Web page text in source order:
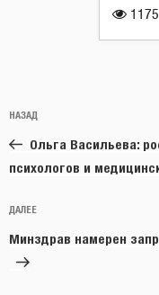
1175
по
записям
Предыдущая
запись:
НАЗАД
Ольга Васильева:
психологов и
Следующая
запись
ДАЛЕЕ
Минздрав намерен